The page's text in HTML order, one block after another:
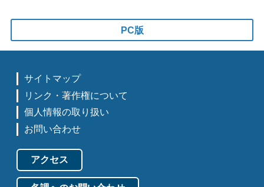
PC版
サイトマップ
リンク・著作権について
個人情報の取り扱い
お問い合わせ
アクセス